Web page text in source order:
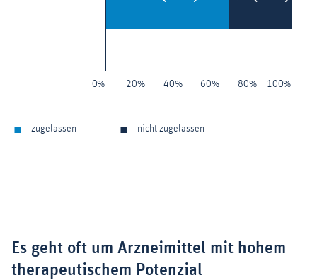
Es geht oft um Arzneimittel mit hohem
therapeutischem Potenzial